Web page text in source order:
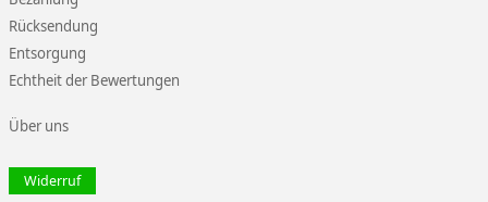
Rücksendung
Entsorgung
Echtheit der Bewertungen
Über uns
Widerruf